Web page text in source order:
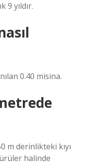
9 yıldır.
0.40 misina.
m derinlikteki kıyı
halinde